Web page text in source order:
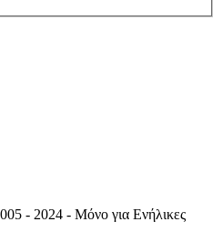
- 2024 - Μόνο για Ενήλικες